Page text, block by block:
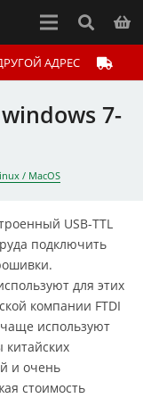
АДРЕС
7-
/ MacOS
USB-TTL
подключить
для этих
компании FTDI
используют
и очень
стоимость